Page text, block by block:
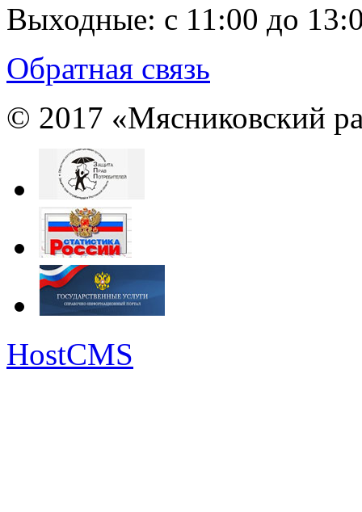
Выходные: с 11:00 до
Обратная связь
© 2017 «Мясниковский
HostCMS